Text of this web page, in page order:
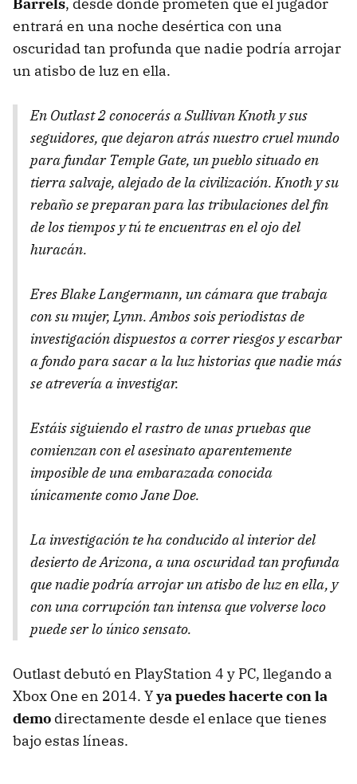
entrará en una noche desértica con una
oscuridad tan profunda que nadie podría arrojar
un atisbo de luz en ella.
En Outlast 2 conocerás a Sullivan Knoth y sus
seguidores, que dejaron atrás nuestro cruel mundo
para fundar Temple Gate, un pueblo situado en
tierra salvaje, alejado de la civilización. Knoth y su
rebaño se preparan para las tribulaciones del fin
de los tiempos y tú te encuentras en el ojo del
huracán.
Eres Blake Langermann, un cámara que trabaja
con su mujer, Lynn. Ambos sois periodistas de
investigación dispuestos a correr riesgos y escarbar
a fondo para sacar a la luz historias que nadie más
se atrevería a investigar.
Estáis siguiendo el rastro de unas pruebas que
comienzan con el asesinato aparentemente
imposible de una embarazada conocida
únicamente como Jane Doe.
La investigación te ha conducido al interior del
desierto de Arizona, a una oscuridad tan profunda
que nadie podría arrojar un atisbo de luz en ella, y
con una corrupción tan intensa que volverse loco
puede ser lo único sensato.
Outlast debutó en PlayStation 4 y PC, llegando a
Xbox One en 2014. Yya puedes hacerte con la
demo directamente desde el enlace que tienes
bajo estas líneas.